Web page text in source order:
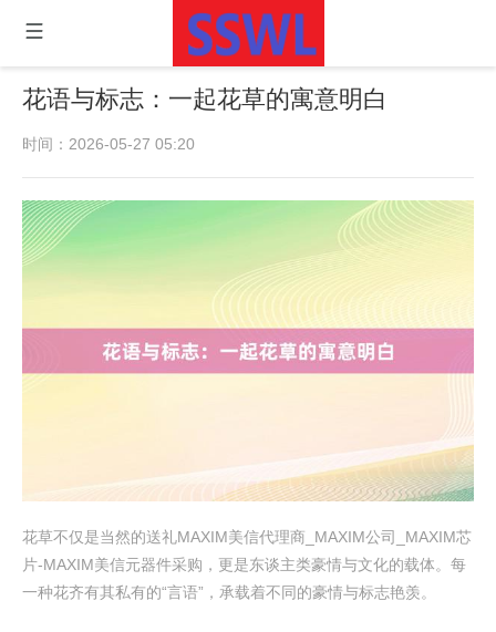
花语与标志：一起花草的寓意明白
时间：2026-05-27 05:20
花草不仅是当然的送礼MAXIM美信代理商_MAXIM公司_MAXIM芯
片-MAXIM美信元器件采购，更是东谈主类豪情与文化的载体。每
一种花齐有其私有的“言语”，承载着不同的豪情与标志艳羡。